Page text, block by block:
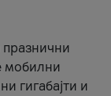
празнични
мобилни
гигабајти и